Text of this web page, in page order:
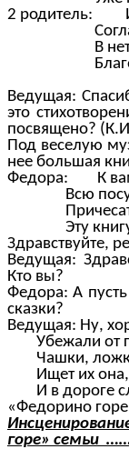
2 родитель: И
Согласны
В
(В.
Ведущая:
это
посвящено?
Под веселую
нее большая
Федора: К вам
Всю
Эту книгу
Здравствуйте,
Ведущая:
Кто вы?
Федора: А
сказки?
Ведущая: Ну,
Убежали от
Чашки,
Ищет их она,
И в дороге
«Федорино
горе» семьи